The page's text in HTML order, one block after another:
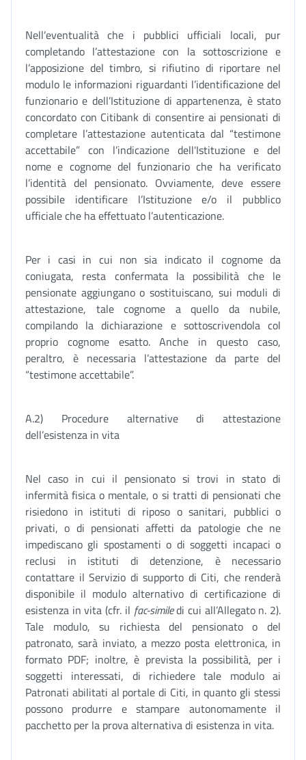
Nell’eventualità che i pubblici ufficiali locali, pur
completando l’attestazione con la sottoscrizione e
l’apposizione del timbro, si rifiutino di riportare nel
modulo le informazioni riguardanti l’identificazione del
funzionario e dell’Istituzione di appartenenza, è stato
concordato con Citibank di consentire ai pensionati di
completare l’attestazione autenticata dal “testimone
accettabile” con l’indicazione dell'Istituzione e del
nome e cognome del funzionario che ha verificato
l’identità del pensionato. Ovviamente, deve essere
possibile identificare l’Istituzione e/o il pubblico
ufficiale che ha effettuato l’autenticazione.
Per i casi in cui non sia indicato il cognome da
coniugata, resta confermata la possibilità che le
pensionate aggiungano o sostituiscano, sui moduli di
attestazione, tale cognome a quello da nubile,
compilando la dichiarazione e sottoscrivendola col
proprio cognome esatto. Anche in questo caso,
peraltro, è necessaria l’attestazione da parte del
“testimone accettabile”.
A.2) Procedure alternative di attestazione
dell’esistenza in vita
Nel caso in cui il pensionato si trovi in stato di
infermità fisica o mentale, o si tratti di pensionati che
risiedono in istituti di riposo o sanitari, pubblici o
privati, o di pensionati affetti da patologie che ne
impediscano gli spostamenti o di soggetti incapaci o
reclusi in istituti di detenzione, è necessario
contattare il Servizio di supporto di Citi, che renderà
disponibile il modulo alternativo di certificazione di
esistenza in vita (cfr. il fac-similedi cui all’Allegato n. 2).
Tale modulo, su richiesta del pensionato o del
patronato, sarà inviato, a mezzo posta elettronica, in
formato PDF; inoltre, è prevista la possibilità, per i
soggetti interessati, di richiedere tale modulo ai
Patronati abilitati al portale di Citi, in quanto gli stessi
possono produrre e stampare autonomamente il
pacchetto per la prova alternativa di esistenza in vita.